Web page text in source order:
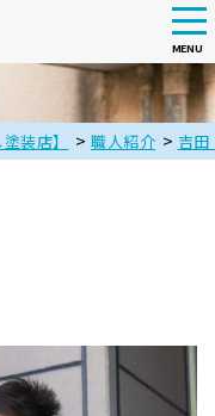
MENU
装店】 > 職人紹介 > 吉